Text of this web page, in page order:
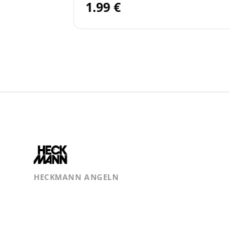
1.99 €
HECKMANN ANGELN